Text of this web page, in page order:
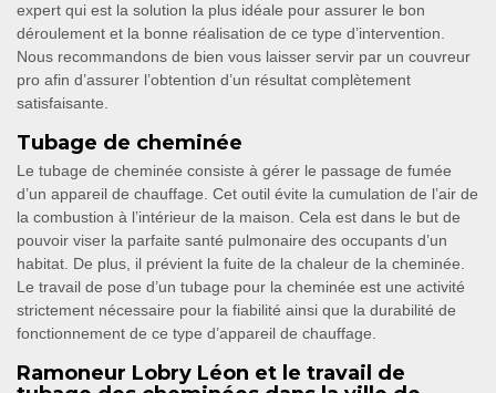
expert qui est la solution la plus idéale pour assurer le bon
déroulement et la bonne réalisation de ce type d’intervention.
Nous recommandons de bien vous laisser servir par un couvreur
pro afin d’assurer l’obtention d’un résultat complètement
satisfaisante.
Tubage de cheminée
Le tubage de cheminée consiste à gérer le passage de fumée
d’un appareil de chauffage. Cet outil évite la cumulation de l’air de
la combustion à l’intérieur de la maison. Cela est dans le but de
pouvoir viser la parfaite santé pulmonaire des occupants d’un
habitat. De plus, il prévient la fuite de la chaleur de la cheminée.
Le travail de pose d’un tubage pour la cheminée est une activité
strictement nécessaire pour la fiabilité ainsi que la durabilité de
fonctionnement de ce type d’appareil de chauffage.
Ramoneur Lobry Léon et le travail de